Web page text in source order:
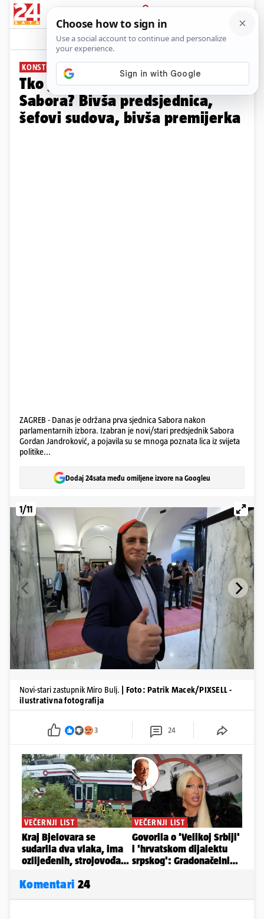
PRIJAVA
Galerija Komentari
KONSTITUIRAJUĆA SJEDNICA
Tko je sve došao na sjednicu
Sabora? Bivša predsjednica,
šefovi sudova, bivša premijerka
ZAGREB - Danas je održana prva sjednica Sabora nakon
parlamentarnih izbora. Izabran je novi/stari predsjednik Sabora
Gordan Jandroković, a pojavila su se mnoga poznata lica iz svijeta
politike...
Dodaj 24sata među omiljene izvore na Googleu
1/11
Novi-stari zastupnik Miro Bulj.
| Foto: Patrik Macek/PIXSELL -
ilustrativna fotografija
3 24
Komentari 24